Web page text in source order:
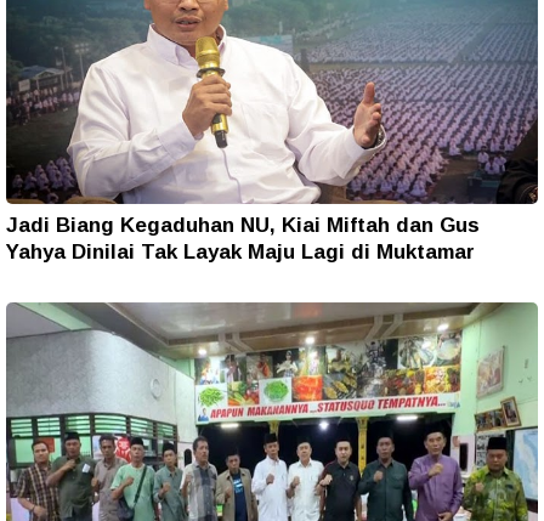
Jadi Biang Kegaduhan NU, Kiai Miftah dan Gus
Yahya Dinilai Tak Layak Maju Lagi di Muktamar